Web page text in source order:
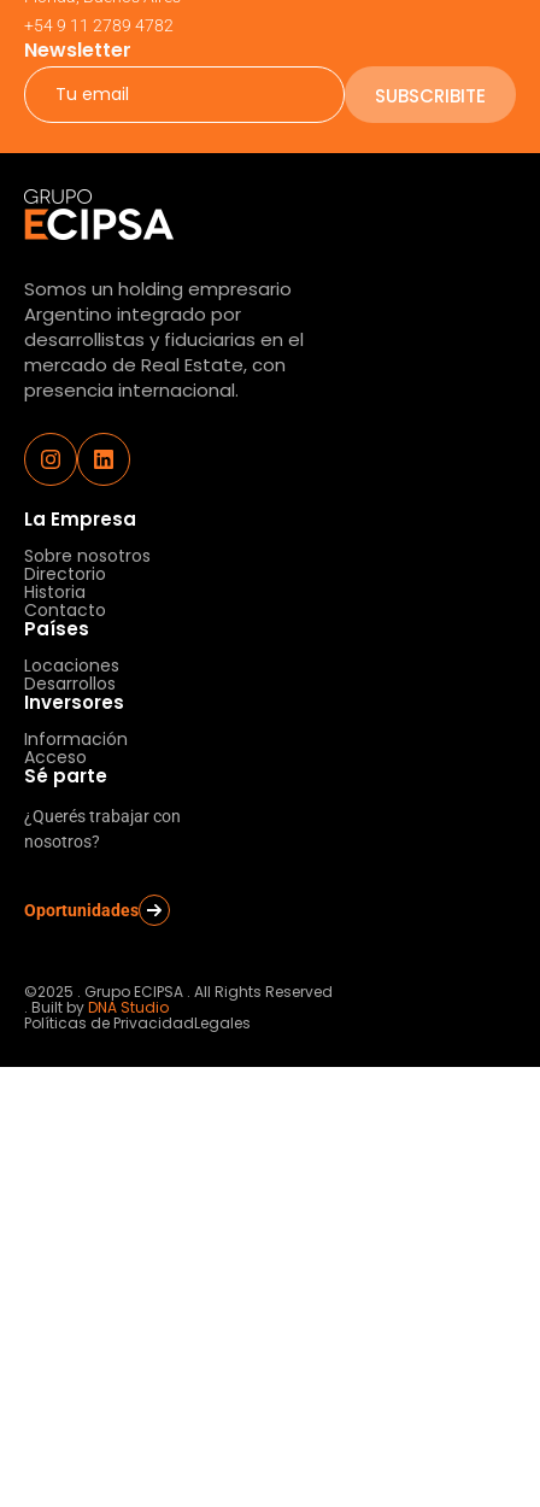
+54 9 11 2789 4782
Newsletter
SUBSCRIBITE
Somos un holding empresario
Argentino integrado por
desarrollistas y fiduciarias en el
mercado de Real Estate, con
presencia internacional.
La Empresa
Sobre nosotros
Directorio
Historia
Contacto
Países
Locaciones
Desarrollos
Inversores
Información
Acceso
Sé parte
¿Querés trabajar con
nosotros?
Oportunidades
©2025 . Grupo ECIPSA . All Rights Reserved
. Built byDNA Studio
Políticas de PrivacidadLegales